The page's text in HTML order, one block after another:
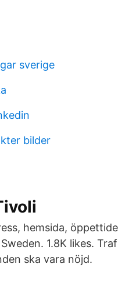
sverige
bilder
hemsida,
1.8K likes.
ska vara nöjd.